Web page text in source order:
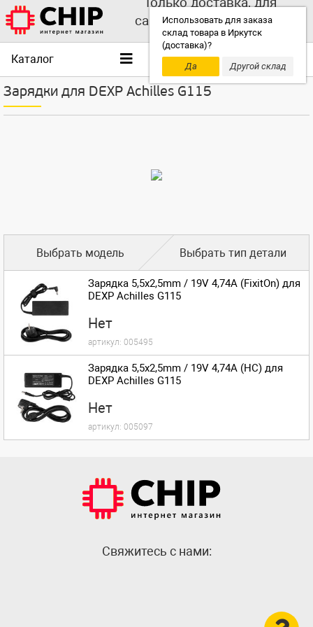
Использовать для заказа
склад товара в Иркутск
(доставка)?
Да
Другой склад
самовывоза выбирайте
другой склад!
Каталог
Зарядки для DEXP Achilles G115
Выбрать модель Выбрать тип детали
Зарядка 5,5x2,5mm / 19V 4,74A (FixitOn) для
DEXP Achilles G115
Нет
артикул: 005495
Зарядка 5,5x2,5mm / 19V 4,74A (HC) для
DEXP Achilles G115
Нет
артикул: 005097
Cвяжитесь с нами: